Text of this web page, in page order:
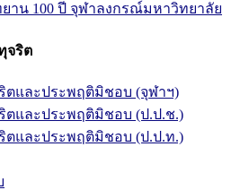
าน 100 ปี จุฬาลงกรณ์มหาวิทยาลัย
จริต
ตและประพฤติมิชอบ (จุฬาฯ)
ตและประพฤติมิชอบ (ป.ป.ช.)
ตและประพฤติมิชอบ (ป.ป.ท.)